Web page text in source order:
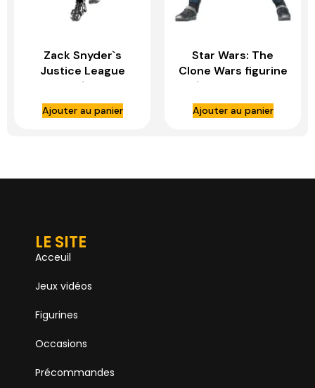
Zack Snyder`s
Justice League
figurine 1/6 Cyborg
– HOT TOYS
Ajouter au panier
Star Wars: The
Clone Wars figurine
1/6 Arc Trooper
Fives – HOT TOYS
Ajouter au panier
LE SITE
Acceuil
Jeux vidéos
Figurines
Occasions
Précommandes